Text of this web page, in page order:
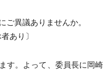
異議ありませんか。
り〕
す。よって、委員長に岡崎